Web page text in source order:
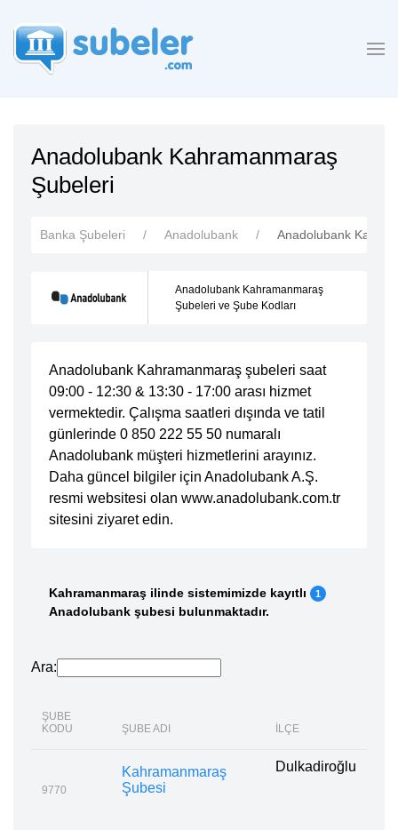
Anadolubank Kahramanmaraş
Şubeleri
Banka Şubeleri Anadolubank Anadolubank
Anadolubank Kahramanmaraş
Şubeleri ve Şube Kodları
Anadolubank Kahramanmaraş şubeleri saat
09:00 - 12:30 & 13:30 - 17:00 arası hizmet
vermektedir. Çalışma saatleri dışında ve tatil
günlerinde 0 850 222 55 50 numaralı
Anadolubank müşteri hizmetlerini arayınız.
Daha güncel bilgiler için Anadolubank A.Ş.
resmi websitesi olan www.anadolubank.com.tr
sitesini ziyaret edin.
Kahramanmaraş ilinde sistemimizde kayıtlı 1
Anadolubank şubesi bulunmaktadır.
Ara:
ŞUBE
KODU
ŞUBE ADI İLÇE
9770
Kahramanmaraş
Şubesi
Dulkadiroğlu